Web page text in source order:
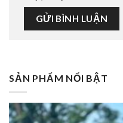
SẢN PHẨM NỔI BẬT